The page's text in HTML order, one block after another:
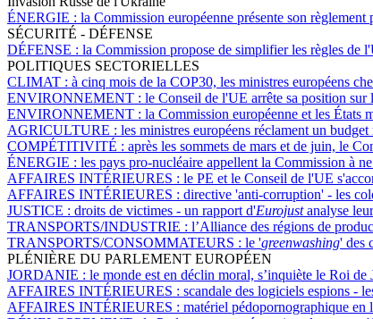
ÉNERGIE : la Commission européenne présente son
SÉCURITÉ - DÉFENSE
DÉFENSE : la Commission propose de simplifier les règles de
POLITIQUES SECTORIELLES
CLIMAT : à cinq mois de la COP30, les ministres européens
ENVIRONNEMENT : le Conseil de l'UE arrête sa position sur
ENVIRONNEMENT : la Commission européenne et les États
AGRICULTURE : les ministres européens réclament un
COMPÉTITIVITÉ : après les sommets de mars et de juin, le
ÉNERGIE : les pays pro-nucléaire appellent la Commission à
AFFAIRES INTÉRIEURES : le PE et le Conseil de l'UE
AFFAIRES INTÉRIEURES : directive 'anti-corruption' - les
JUSTICE : droits de victimes - un rapport d'Eurojustanalyse
TRANSPORTS/INDUSTRIE : l’Alliance des régions de
TRANSPORTS/CONSOMMATEURS : le 'greenwashing' des
PLÉNIÈRE DU PARLEMENT EUROPÉEN
JORDANIE : le monde est en déclin moral, s’inquiète le Roi de
AFFAIRES INTÉRIEURES : scandale des logiciels espions -
AFFAIRES INTÉRIEURES : matériel pédopornographique en